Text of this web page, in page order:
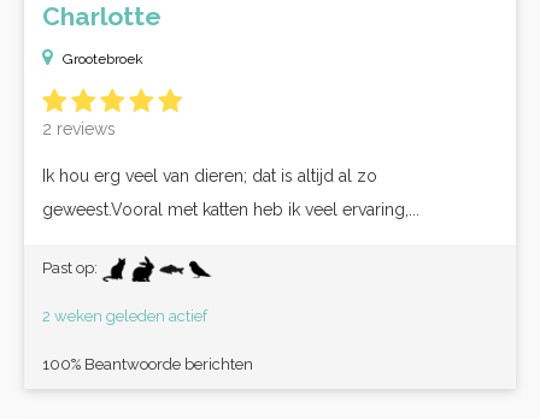
Charlotte
Grootebroek
2 reviews
Ik hou erg veel van dieren; dat is altijd al zo
geweest.Vooral met katten heb ik veel ervaring,...
Past op:
2 weken geleden actief
100% Beantwoorde berichten